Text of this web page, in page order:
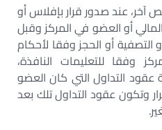
لأي نص آخر، عند صدور قرار بإفلاس أو
أو العضو في المركز وقبل
التصفية أو الحجز وفقا لأحكام
وفقا للتعليمات النافذة،
عقود التداول التي كان العضو
وتكون عقود التداول تلك بعد